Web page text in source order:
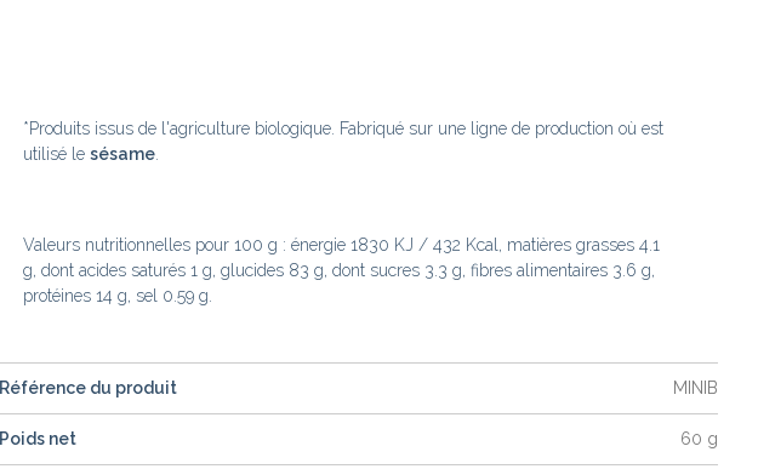
*Produits issus de l'agriculture biologique. Fabriqué sur une ligne de production où est
utilisé lesésame
Valeurs nutritionnelles pour 100 g : énergie 1830 KJ / 432 Kcal, matières grasses 4.1
g, dont acides saturés 1 g, glucides 83 g, dont sucres 3.3 g, fibres alimentaires 3.6 g,
protéines 14 g, sel 0.59 g.
Référence du produit MINIB
Poids net 60 g